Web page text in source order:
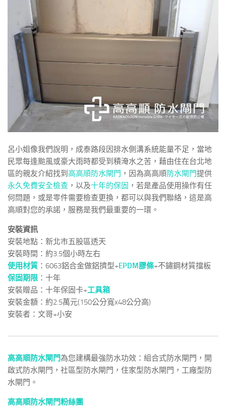
呂小姐像我們說明，成泰路段因排水側溝系統能量不足，當地
民眾每逢颱風或豪大雨時都受到積淹水之苦，藉由住在台北地
區的親友介紹找到 高高順防水閘門 ，因為高高順防水閘門提供
永久免費安全檢查 ，以及十年的保固 ，若是產品使用操作有任
何問題，或是零件需要檢查更換，都可以與我們聯絡，這是高
高順對您的承諾，服務是我們最重要的一環。
安裝資訊
安裝地點：新北市五股區透天
安裝時間：約3.5個小時左右
使用材質 ：6063鋁合金做鋁擠型+EPDM膠條+不鏽鋼材質擋板
保固期限 ：十年
安裝贈品：十年保固卡+工具箱
安裝金額：約2.5萬元(150公分寬x48公分高)
安裝者：文哥+小安
高高順防水閘門為您建構最強防水功效：組合式防水閘門，開
啟式防水閘門，社區型防水閘門，住家型防水閘門，工廠型防
水閘門。
高高順防水閘門粉絲團